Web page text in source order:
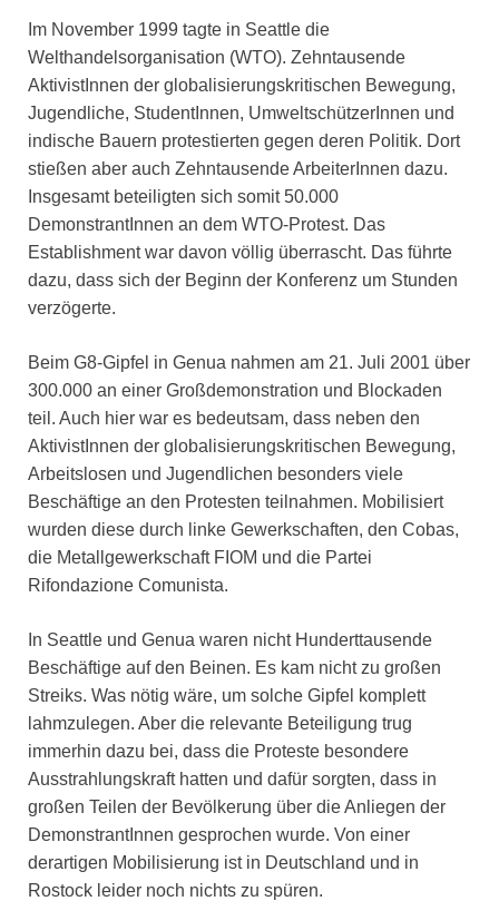
Im November 1999 tagte in Seattle die
Welthandelsorganisation (WTO). Zehntausende
AktivistInnen der globalisierungskritischen Bewegung,
Jugendliche, StudentInnen, UmweltschützerInnen und
indische Bauern protestierten gegen deren Politik. Dort
stießen aber auch Zehntausende ArbeiterInnen dazu.
Insgesamt beteiligten sich somit 50.000
DemonstrantInnen an dem WTO-Protest. Das
Establishment war davon völlig überrascht. Das führte
dazu, dass sich der Beginn der Konferenz um Stunden
verzögerte.
Beim G8-Gipfel in Genua nahmen am 21. Juli 2001 über
300.000 an einer Großdemonstration und Blockaden
teil. Auch hier war es bedeutsam, dass neben den
AktivistInnen der globalisierungskritischen Bewegung,
Arbeitslosen und Jugendlichen besonders viele
Beschäftige an den Protesten teilnahmen. Mobilisiert
wurden diese durch linke Gewerkschaften, den Cobas,
die Metallgewerkschaft FIOM und die Partei
Rifondazione Comunista.
In Seattle und Genua waren nicht Hunderttausende
Beschäftige auf den Beinen. Es kam nicht zu großen
Streiks. Was nötig wäre, um solche Gipfel komplett
lahmzulegen. Aber die relevante Beteiligung trug
immerhin dazu bei, dass die Proteste besondere
Ausstrahlungskraft hatten und dafür sorgten, dass in
großen Teilen der Bevölkerung über die Anliegen der
DemonstrantInnen gesprochen wurde. Von einer
derartigen Mobilisierung ist in Deutschland und in
Rostock leider noch nichts zu spüren.